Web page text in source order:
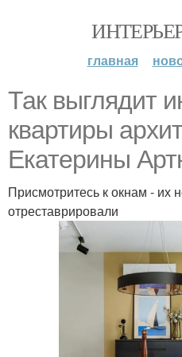
главная
Так выглядит
квартиры
Екатерины
Присмотритесь к окнам - их
отреставрировали